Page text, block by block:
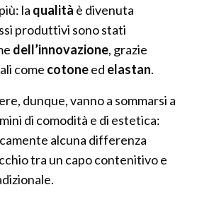
la qualità è divenuta
produttivi sono stati
dell’innovazione, grazie
come cotoneed elastan.
dunque, vanno a sommarsi a
di comodità e di estetica:
alcuna differenza
tra un capo contenitivo e